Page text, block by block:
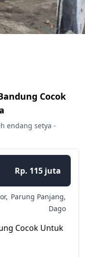
Cocok
endang setya -
Rp. 115 juta
Parung Panjang,
Dago
Cocok Untuk